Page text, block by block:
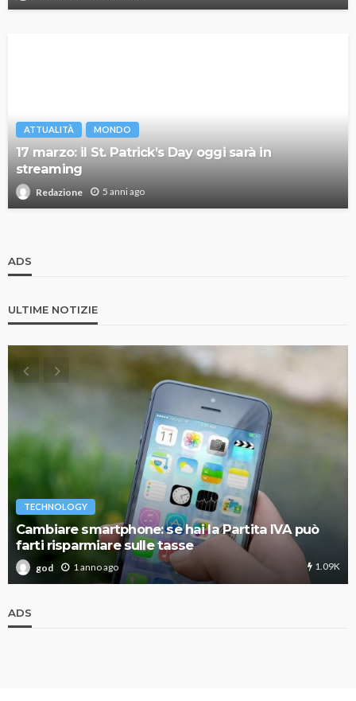
ATTUALITÀ MONDO
17 marzo: il St. Patrick’s Day oggi sarà in
streaming
Redazione 5 anni ago
ADS
ULTIME NOTIZIE
TECHNOLOGY
Cambiare smartphone: se hai la Partita IVA può
farti risparmiare sulle tasse
god 1 anno ago 1.09K
ADS